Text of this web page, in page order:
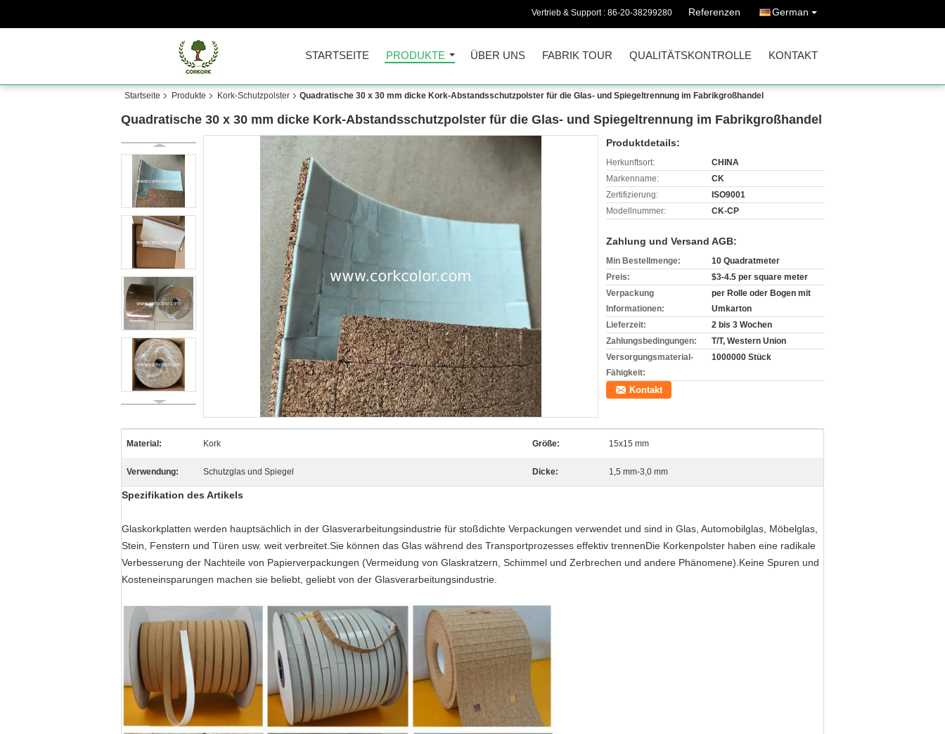
Vertrieb & Support : 86-20-38299280 Referenzen German
STARTSEITE PRODUKTE ÜBER UNS FABRIK TOUR QUALITÄTSKONTROLLE KONTAKT
Startseite Produkte Kork-Schutzpolster Quadratische 30 x 30 mm dicke Kork-Abstandsschutzpolster für die Glas- und Spiegeltrennung im Fabrikgroßhandel
Quadratische 30 x 30 mm dicke Kork-Abstandsschutzpolster für die Glas- und Spiegeltrennung im Fabrikgroßhandel
Produktdetails:
Herkunftsort:
CHINA
Markenname:
CK
Zertifizierung:
ISO9001
Modellnummer:
CK-CP
Zahlung und Versand AGB:
Min Bestellmenge:
10 Quadratmeter
Preis:
$3-4.5 per square meter
Verpackung
Informationen:
per Rolle oder Bogen mit
Umkarton
Lieferzeit:
2 bis 3 Wochen
Zahlungsbedingungen:
T/T, Western Union
Versorgungsmaterial-
Fähigkeit:
1000000 Stück
Kontakt
Material: Kork Größe: 15x15 mm
Verwendung: Schutzglas und Spiegel Dicke: 1,5 mm-3,0 mm
Spezifikation des Artikels
Glaskorkplatten werden hauptsächlich in der Glasverarbeitungsindustrie für stoßdichte Verpackungen verwendet und sind in Glas, Automobilglas, Möbelglas,
Stein, Fenstern und Türen usw. weit verbreitet.Sie können das Glas während des Transportprozesses effektiv trennenDie Korkenpolster haben eine radikale
Verbesserung der Nachteile von Papierverpackungen (Vermeidung von Glaskratzern, Schimmel und Zerbrechen und andere Phänomene).Keine Spuren und
Kosteneinsparungen machen sie beliebt, geliebt von der Glasverarbeitungsindustrie.